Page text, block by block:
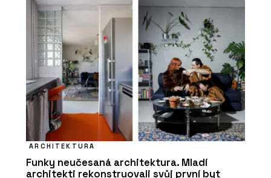
ARCHITEKTURA
Funky neučesaná architektura. Mladí
architekti rekonstruovali svůj první byt